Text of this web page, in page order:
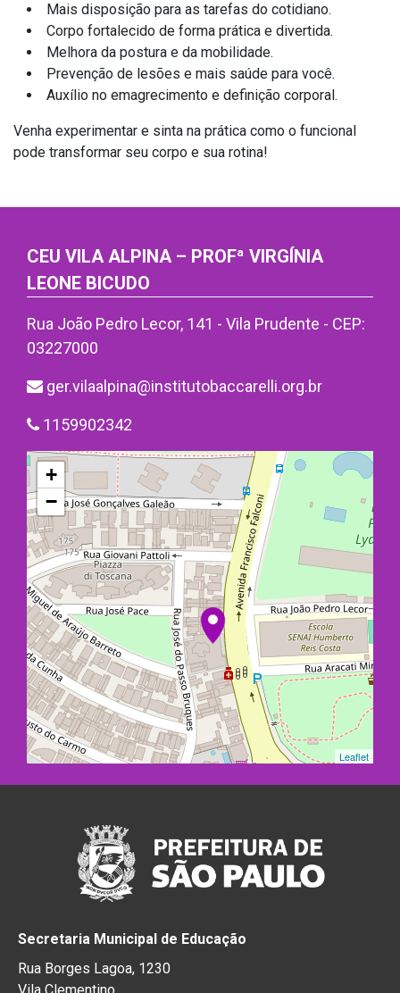
Mais disposição para as tarefas do cotidiano.
Corpo fortalecido de forma prática e divertida.
Melhora da postura e da mobilidade.
Prevenção de lesões e mais saúde para você.
Auxílio no emagrecimento e definição corporal.
Venha experimentar e sinta na prática como o funcional
pode transformar seu corpo e sua rotina!
CEU VILA ALPINA – PROFª VIRGÍNIA
LEONE BICUDO
Rua João Pedro Lecor, 141 - Vila Prudente - CEP:
03227000
ger.vilaalpina@institutobaccarelli.org.br
1159902342
+
−
Leaflet
Secretaria Municipal de Educação
Rua Borges Lagoa, 1230